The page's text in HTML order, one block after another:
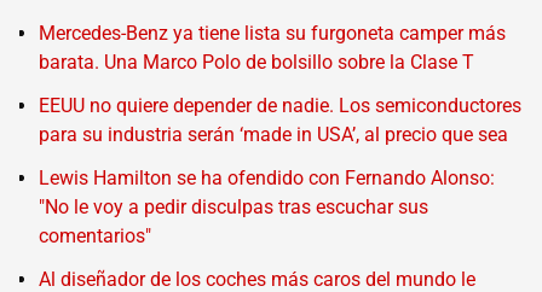
Mercedes-Benz ya tiene lista su furgoneta camper más
barata. Una Marco Polo de bolsillo sobre la Clase T
EEUU no quiere depender de nadie. Los semiconductores
para su industria serán ‘made in USA’, al precio que sea
Lewis Hamilton se ha ofendido con Fernando Alonso:
"No le voy a pedir disculpas tras escuchar sus
comentarios"
Al diseñador de los coches más caros del mundo le